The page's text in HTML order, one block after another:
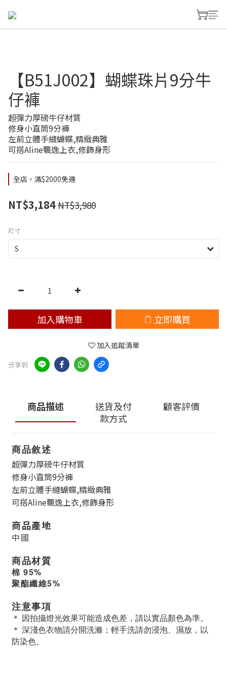
【B51J002】蝴蝶珠片9分牛
仔褲
超彈力厚磅牛仔材質
修身小直筒9分褲
左前立體手縫蝴蝶,精緻典雅
可搭Aline飄逸上衣,修飾身形
全店，滿$2000免運
NT$3,184NT$3,980
尺寸
加入購物車 立即購買
加入追蹤清單
分享到
商品描述
送貨及付
款方式
顧客評價
商品敘述
超彈力厚磅牛仔材質
修身小直筒9分褲
左前立體手縫蝴蝶,精緻典雅
可搭Aline飄逸上衣,修飾身形
商品產地
中國
商品材質
棉 95%
聚酯纖維5%
注意事項
＊ 因拍攝燈光效果可能造成色差，請以實品顏色為準。
＊ 深淺色衣物請分開洗滌；輕手洗請勿浸泡、濕放，以
防染色。